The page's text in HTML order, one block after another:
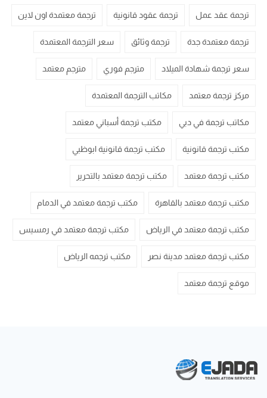
ترجمة عقد عمل ترجمة عقود قانونية ترجمة معتمدة اون لاين
ترجمة معتمدة جدة ترجمة وثائق سعر الترجمة المعتمدة
سعر ترجمة شهادة الميلاد مترجم فوري مترجم معتمد
مركز ترجمة معتمد مكاتب الترجمة المعتمدة
مكاتب ترجمة في دبي مكتب ترجمة أسباني معتمد
مكتب ترجمة قانونية مكتب ترجمة قانونية ابوظبي
مكتب ترجمة معتمد مكتب ترجمة معتمد بالتحرير
مكتب ترجمة معتمد بالقاهرة مكتب ترجمة معتمد في الدمام
مكتب ترجمة معتمد في الرياض مكتب ترجمة معتمد في رمسيس
مكتب ترجمة معتمد مدينة نصر مكتب ترجمه الرياض
موقع ترجمة معتمد